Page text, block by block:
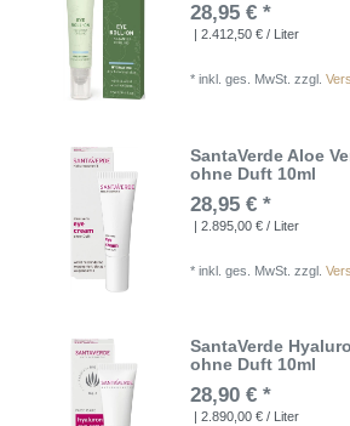
28,95 € *
| 2.412,50 € / Liter
*inkl. ges. MwSt. zzgl.
SantaVerde Aloe
ohne Duft 10ml
28,95 € *
| 2.895,00 € / Liter
*inkl. ges. MwSt. zzgl.
SantaVerde
ohne Duft 10ml
28,90 € *
| 2.890,00 € / Liter